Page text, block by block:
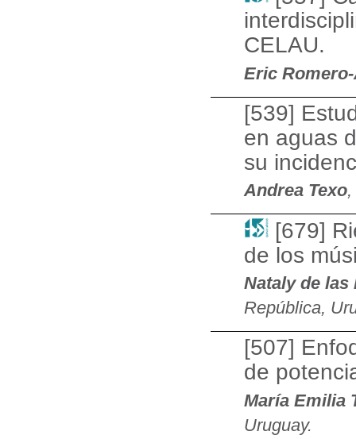
CELAU.
Eric
[539]
en aguas
su
Andrea Texo,
[679]
de los
Nataly de las
República,
[507]
de
María Emilia
Uruguay.